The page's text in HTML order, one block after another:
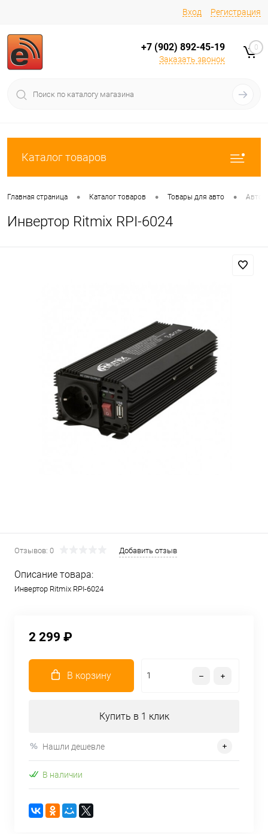
Вход Регистрация
+7 (902) 892-45-19
Заказать звонок
0
Каталог товаров
Главная страница • Каталог товаров • Товары для авто •
Инвертор Ritmix RPI-6024
Отзывов: 0 Добавить отзыв
Описание товара:
Инвертор Ritmix RPI-6024
2 299 ₽
В корзину
Купить в 1 клик
Нашли дешевле
В наличии